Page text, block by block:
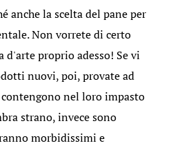
anche la scelta del pane per
Non vorrete di certo
d'arte proprio adesso! Se vi
nuovi, poi, provate ad
nel loro impasto
strano, invece sono
morbidissimi e